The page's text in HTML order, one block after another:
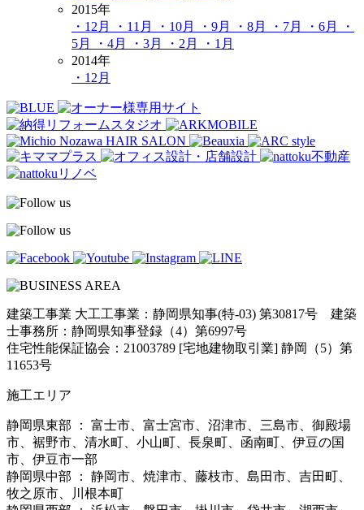
2015年
・12月
・11月 ・10月 ・9月 ・8月 ・7月 ・6月
・
5月
・4月 ・3月 ・2月
・1月
2014年
・12月
建築工事業 大工工事業：静岡県知事(特-03) 第30817号 建築
士事務所：静岡県知事登録（4）第6997号
住宅性能保証協会：21003789 [宅地建物取引業] 静岡（5）第
11653号
施工エリア
静岡県東部 ： 富士市、富士宮市、沼津市、三島市、御殿場
市、裾野市、清水町、小山町、長泉町、函南町、伊豆の国
市、伊豆市一部
静岡県中部 ： 静岡市、焼津市、藤枝市、島田市、吉田町、
牧之原市、川根本町